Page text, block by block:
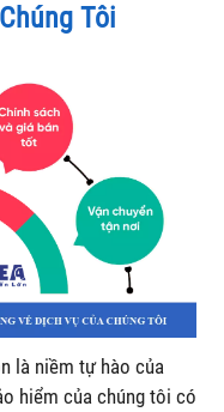
Tôi
là niềm tự hào của
hiểm của chúng tôi có